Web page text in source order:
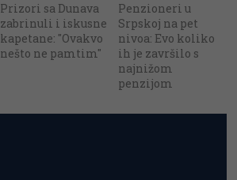
Prizori sa Dunava
zabrinuli i iskusne
kapetane: "Ovakvo
nešto ne pamtim"
Penzioneri u
Srpskoj na pet
nivoa: Evo koliko
ih je završilo s
najnižom
penzijom